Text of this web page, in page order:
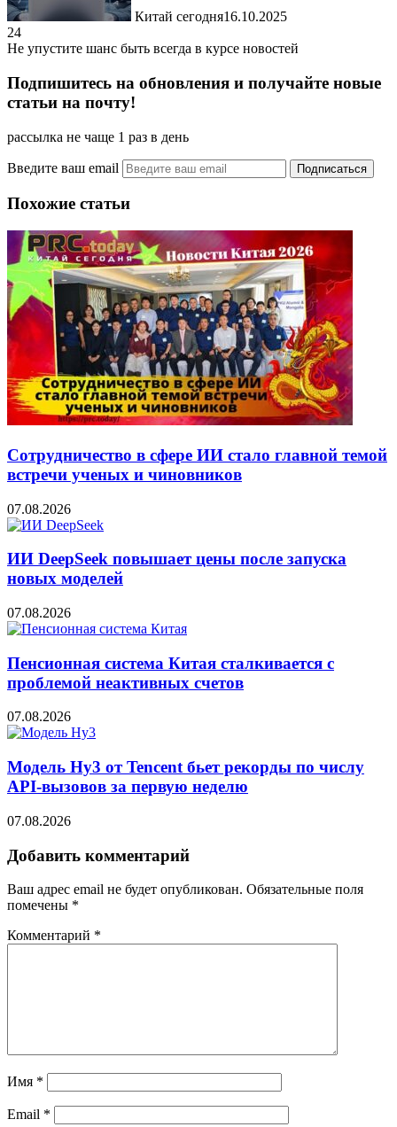
Китай сегодня16.10.2025
24
Не упустите шанс быть всегда в курсе новостей
Подпишитесь на обновления и получайте новые
статьи на почту!
рассылка не чаще 1 раз в день
Введите ваш email
Похожие статьи
Сотрудничество в сфере ИИ стало главной темой
встречи ученых и чиновников
07.08.2026
ИИ DeepSeek повышает цены после запуска
новых моделей
07.08.2026
Пенсионная система Китая сталкивается с
проблемой неактивных счетов
07.08.2026
Модель Hy3 от Tencent бьет рекорды по числу
API-вызовов за первую неделю
07.08.2026
Добавить комментарий
Ваш адрес email не будет опубликован. Обязательные поля
помечены *
Комментарий *
Имя *
Email *